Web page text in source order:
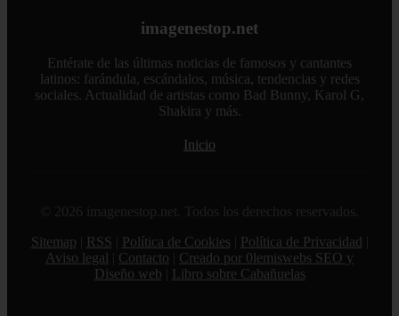
imagenestop.net
Entérate de las últimas noticias de famosos y cantantes
latinos: farándula, escándalos, música, tendencias y redes
sociales. Actualidad de artistas como Bad Bunny, Karol G,
Shakira y más.
Inicio
© 2026 imagenestop.net. Todos los derechos reservados.
Sitemap
RSS Política de Cookies Política de Privacidad
Aviso legal
Contacto
Creado por 0lemiswebs SEO y
Diseño web
Libro sobre Cabañuelas